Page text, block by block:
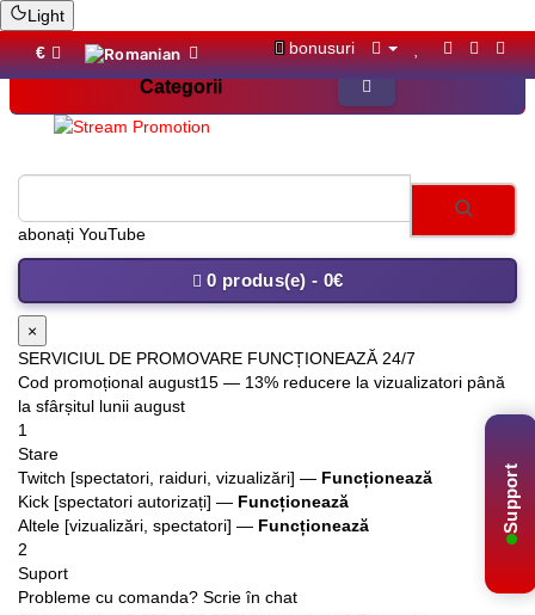
Light
Support
€ bonusuri
0 produs(e) - 0€
×
SERVICIUL DE PROMOVARE FUNCȚIONEAZĂ 24/7
Cod promoționalaugust15— 13% reducere la vizualizatori până
la sfârșitul lunii august
1
Stare
Twitch [spectatori, raiduri, vizualizări] —
Kick [spectatori autorizați] —Funcționează
Altele [vizualizări, spectatori] —Funcționează
2
Suport
Probleme cu comanda? Scrie în chat
Ai nevoie de 10.000–100.000 de spectatori? Telegram
Categorii